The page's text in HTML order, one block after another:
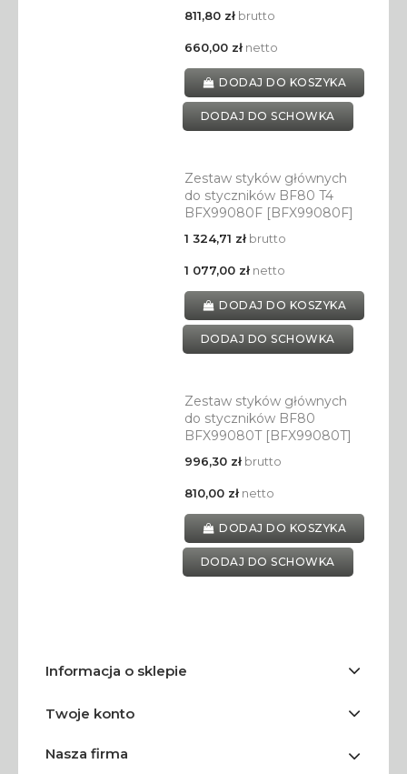
811,80 złbrutto
660,00 złnetto
DODAJ DO KOSZYKA
DODAJ DO SCHOWKA
Zestaw styków głównych
do styczników BF80 T4
BFX99080F [BFX99080F]
1 324,71 złbrutto
1 077,00 złnetto
DODAJ DO KOSZYKA
DODAJ DO SCHOWKA
Zestaw styków głównych
do styczników BF80
BFX99080T [BFX99080T]
996,30 złbrutto
810,00 złnetto
DODAJ DO KOSZYKA
DODAJ DO SCHOWKA
Informacja o sklepie
Twoje konto
Nasza firma